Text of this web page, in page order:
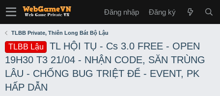
Đăng nhập Đăng ký
TLBB Private, Thiên Long Bát Bộ Lậu
TLBB Lậu
TL HỘI TỤ - Cs 3.0 FREE - OPEN
19H30 T3 21/04 - NHẬN CODE, SĂN TRÙNG
LÂU - CHỐNG BUG TRIỆT ĐỂ - EVENT, PK
HẤP DẪN